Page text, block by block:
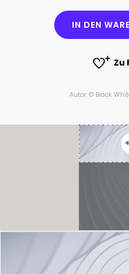
IN DEN
Zu
Autor: © Black